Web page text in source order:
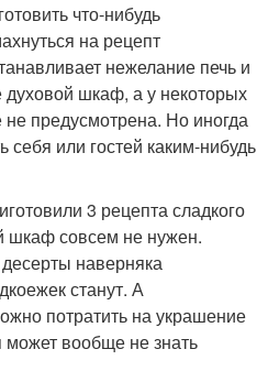
что-нибудь
на рецепт
нежелание печь и
духовой шкаф, а у некоторых
предусмотрена. Но иногда
себя или гостей каким-нибудь
3 рецепта сладкого
шкаф совсем не нужен.
наверняка
станут. А
потратить на украшение
может вообще не знать